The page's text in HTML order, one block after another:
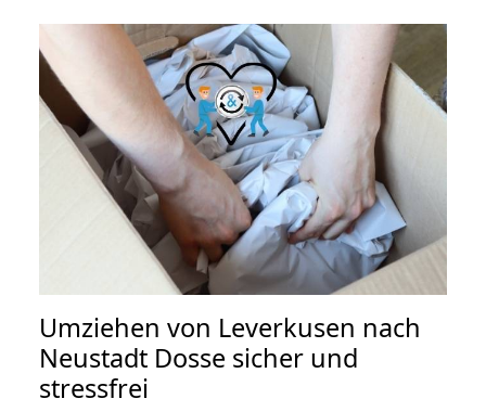
Umziehen von Leverkusen nach
Neustadt Dosse sicher und
stressfrei